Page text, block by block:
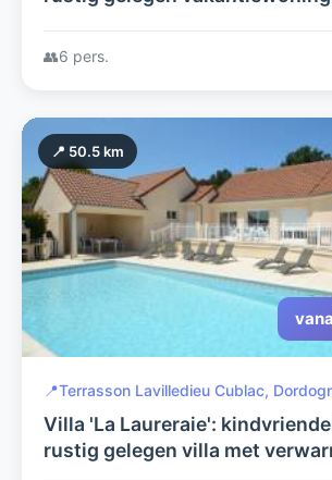
👥6 pers.
📍 50.5 km
📍Terrasson Lavilledieu Cublac,
Villa 'La Laureraie':
rustig gelegen villa met